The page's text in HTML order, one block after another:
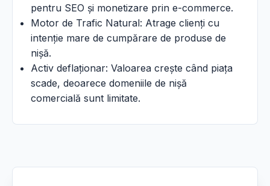
pentru SEO și monetizare prin e-commerce.
Motor de Trafic Natural: Atrage clienți cu
intenție mare de cumpărare de produse de
nișă.
Activ deflaționar: Valoarea crește când piața
scade, deoarece domeniile de nișă
comercială sunt limitate.